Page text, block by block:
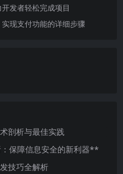
发者轻松完成项目
现支付功能的详细步骤
剖析与最佳实践
保障信息安全的新利器**
技巧全解析